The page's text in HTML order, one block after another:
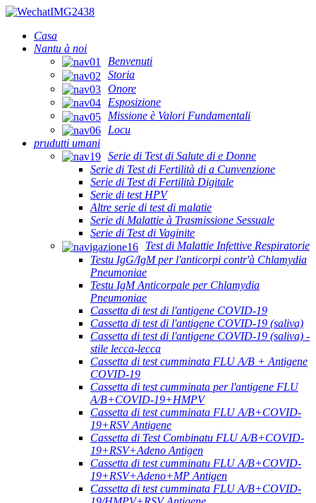
Casa
Nantu à noi
Benvenuti
Storia
Onore
Esposizione
Missione è Valori Fundamentali
Locu
prudutti umani
Serie di Test di Salute di e Donne
Serie di Test di Fertilità di a Cunvenzione
Serie di Test di Fertilità Digitale
Serie di test HPV
Altre serie di test di malatie
Serie di Malattie à Trasmissione Sessuale
Serie di Test di Vaginite
Test di Malattie Infettive Respiratorie
Testu IgG/IgM per l'anticorpi contr'à Chlamydia
Pneumoniae
Testu IgM Anticorpale per Chlamydia
Pneumoniae
Cassetta di test di l'antigene COVID-19
Cassetta di test di l'antigene COVID-19 (saliva)
Cassetta di test di l'antigene COVID-19 (saliva) -
stile lecca-lecca
Cassetta di test cumminata FLU A/B + Antigene
COVID-19
Cassetta di test cumminata per l'antigene FLU
A/B+COVID-19+HMPV
Cassetta di test cumminata FLU A/B+COVID-
19+RSV Antigene
Cassetta di Test Combinatu FLU A/B+COVID-
19+RSV+Adeno Antigen
Cassetta di test cumminatu FLU A/B+COVID-
19+RSV+Adeno+MP Antigen
Cassetta di test cumminata FLU A/B+COVID-